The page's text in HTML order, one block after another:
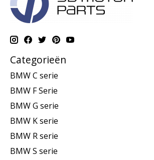
Categorieën
BMW C serie
BMW F Serie
BMW G serie
BMW K serie
BMW R serie
BMW S serie